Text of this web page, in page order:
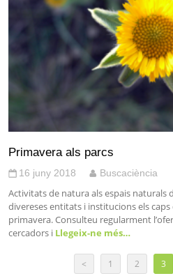
Primavera als parcs
16 juny 2018 Buscaciència
Activitats de natura als espais naturals
divereses entitats i institucions els
primavera. Consulteu regularment
cercadors i Llegeix-ne més…
< 1 2 3